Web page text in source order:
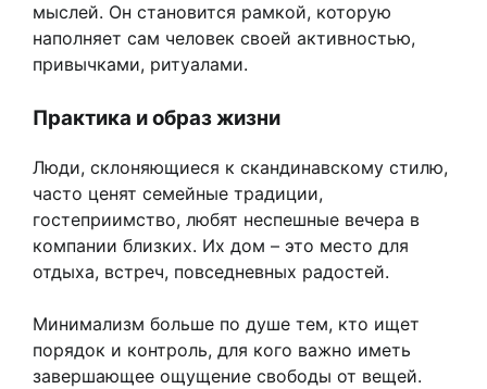
мыслей. Он становится рамкой, которую
наполняет сам человек своей активностью,
привычками, ритуалами.
Практика и образ жизни
Люди, склоняющиеся к скандинавскому стилю,
часто ценят семейные традиции,
гостеприимство, любят неспешные вечера в
компании близких. Их дом – это место для
отдыха, встреч, повседневных радостей.
Минимализм больше по душе тем, кто ищет
порядок и контроль, для кого важно иметь
завершающее ощущение свободы от вещей.